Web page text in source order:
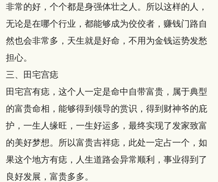
非常的好，个个都是身强体壮之人。所以这样的人，
无论是在哪个行业，都能够成为佼佼者，赚钱门路自
然也会非常多，天生就是好命，不用为金钱运势发愁
担心。
三、田宅宫痣
田宅宫有痣，这个人一定是命中自带富贵，属于典型
的富贵命相，能够得到领导的赏识，得到财神爷的庇
护，一生人缘旺，一生好运多，最终实现了发家致富
的美好梦想。所以富贵吉祥痣，此处一定占一个，如
果这个地方有痣，人生道路会异常顺利，事业得到了
良好发展，富贵多多。